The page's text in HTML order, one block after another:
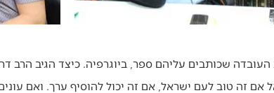
שכותבים עליהם ספר, ביוגרפיה. כיצד הגיב הרב
אם זה טוב לעם ישראל, אם זה יכול להוסיף ערך. ואם